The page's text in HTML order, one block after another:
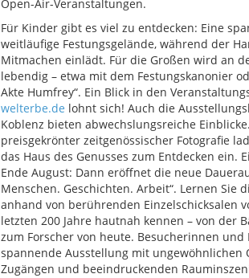
Open-Air-Veranstaltungen.
Für Kinder gibt es viel zu entdecken: Eine
weitläufige Festungsgelände, während der
Mitmachen einlädt. Für die Großen wird an
lebendig – etwa mit dem Festungskanonier
Akte Humfrey“. Ein Blick in den
welterbe.de lohnt sich! Auch die
Koblenz bieten abwechslungsreiche
preisgekrönter zeitgenössischer Fotografie
das Haus des Genusses zum Entdecken ein.
Ende August: Dann eröffnet die neue
Menschen. Geschichten. Arbeit“. Lernen Sie
anhand von berührenden Einzelschicksalen
letzten 200 Jahre hautnah kennen – von der
zum Forscher von heute. Besucherinnen
spannende Ausstellung mit
Zugängen und beeindruckenden